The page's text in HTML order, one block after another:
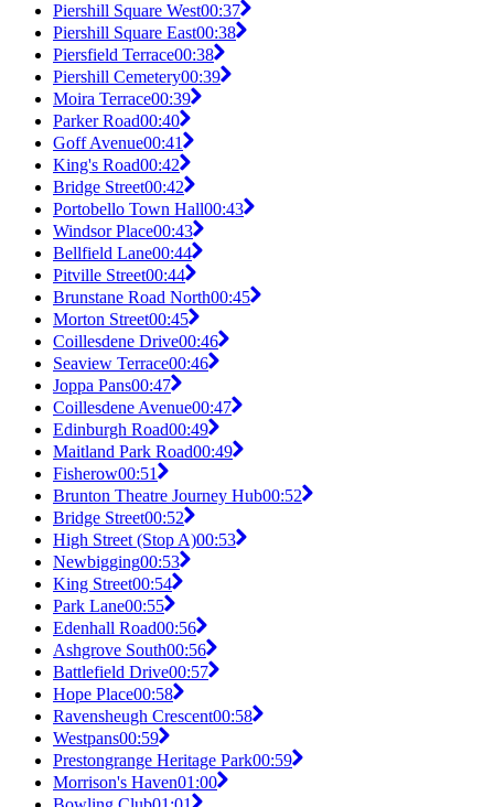
Piershill Square West00:37
Piershill Square East00:38
Piersfield Terrace00:38
Piershill Cemetery00:39
Moira Terrace00:39
Parker Road00:40
Goff Avenue00:41
King's Road00:42
Bridge Street00:42
Portobello Town Hall00:43
Windsor Place00:43
Bellfield Lane00:44
Pitville Street00:44
Brunstane Road North00:45
Morton Street00:45
Coillesdene Drive00:46
Seaview Terrace00:46
Joppa Pans00:47
Coillesdene Avenue00:47
Edinburgh Road00:49
Maitland Park Road00:49
Fisherow00:51
Brunton Theatre Journey Hub00:52
Bridge Street00:52
High Street (Stop A)00:53
Newbigging00:53
King Street00:54
Park Lane00:55
Edenhall Road00:56
Ashgrove South00:56
Battlefield Drive00:57
Hope Place00:58
Ravensheugh Crescent00:58
Westpans00:59
Prestongrange Heritage Park00:59
Morrison's Haven01:00